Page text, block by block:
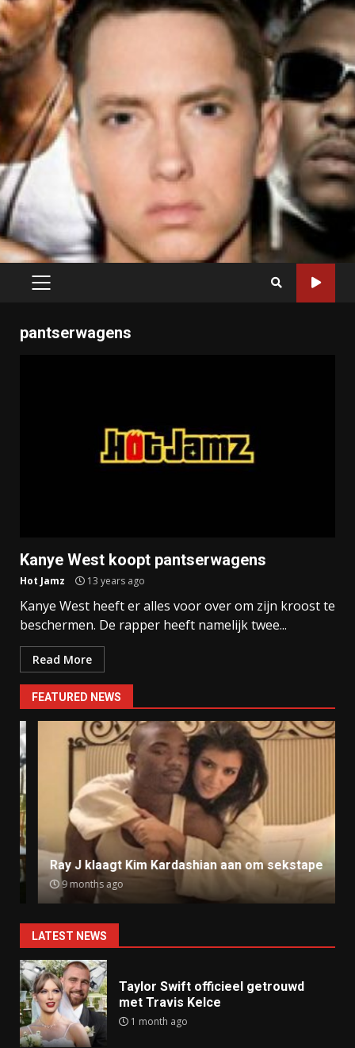
PRIMARY
pantserwagens
Kanye West koopt pantserwagens
Hot Jamz 13 years ago
Kanye West heeft er alles voor over om zijn kroost te
beschermen. De rapper heeft namelijk twee...
Read More
FEATURED NEWS
Ray J klaagt Kim Kardashian aan om sekstape
9 months ago
LATEST NEWS
Taylor Swift officieel getrouwd
met Travis Kelce
1 month ago